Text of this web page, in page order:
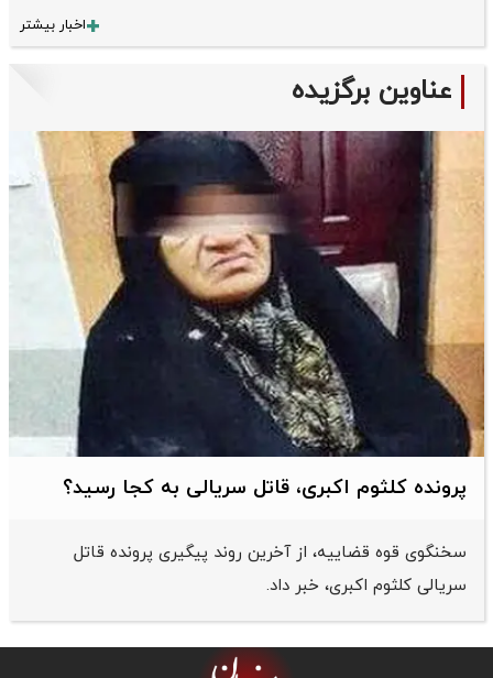
اخبار بیشتر
عناوین برگزیده
پرونده کلثوم اکبری، قاتل سریالی به کجا رسید؟
سخنگوی قوه قضاییه، از آخرین روند پیگیری پرونده قاتل
سریالی کلثوم اکبری، خبر داد.